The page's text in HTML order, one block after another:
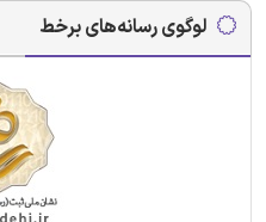
لوگوی رسانه‌های برخط